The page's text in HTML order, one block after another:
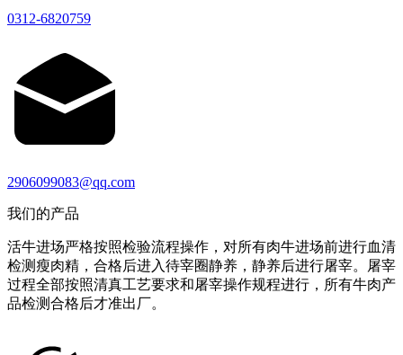
0312-6820759
2906099083@qq.com
我们的产品
活牛进场严格按照检验流程操作，对所有肉牛进场前进行血清
检测瘦肉精，合格后进入待宰圈静养，静养后进行屠宰。屠宰
过程全部按照清真工艺要求和屠宰操作规程进行，所有牛肉产
品检测合格后才准出厂。